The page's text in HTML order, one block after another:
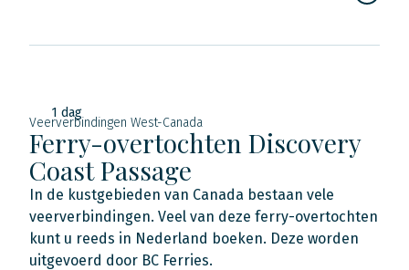
1 dag
Veerverbindingen West-Canada
Ferry-overtochten Discovery
Coast Passage
In de kustgebieden van Canada bestaan vele
veerverbindingen. Veel van deze ferry-overtochten
kunt u reeds in Nederland boeken. Deze worden
uitgevoerd door BC Ferries.